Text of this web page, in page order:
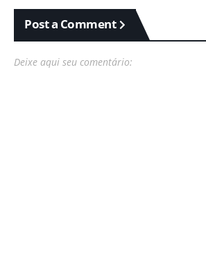
Post a Comment
Deixe aqui seu comentário: